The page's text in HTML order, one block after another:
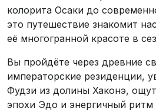
колорита Осаки до
это путешествие знакомит
её многогранной красоте в
Вы пройдёте через древние
императорские резиденции,
Фудзи из долины Хаконэ,
эпохи Эдо и энергичный ритм